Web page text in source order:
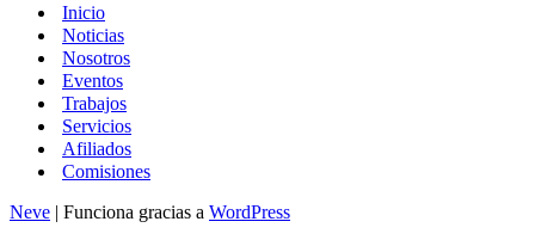
Inicio
Noticias
Nosotros
Eventos
Trabajos
Servicios
Afiliados
Comisiones
Neve | Funciona gracias a WordPress